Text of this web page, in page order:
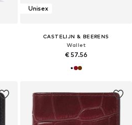
Unisex
CASTELIJN & BEERENS
Wallet
€ 57.56